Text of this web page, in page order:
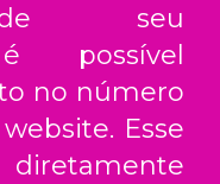
de seu
é possível
no número
Esse